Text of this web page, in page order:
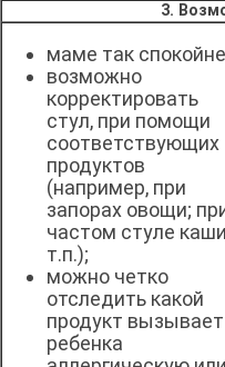
3.
маме так
возможно
корректировать
стул, при помощи
соответствующих
продуктов
(например, при
запорах овощи;
частом стуле
т.п.);
можно четко
отследить какой
продукт
ребенка